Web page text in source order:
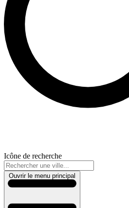
Icône de recherche
Ouvrir le menu principal